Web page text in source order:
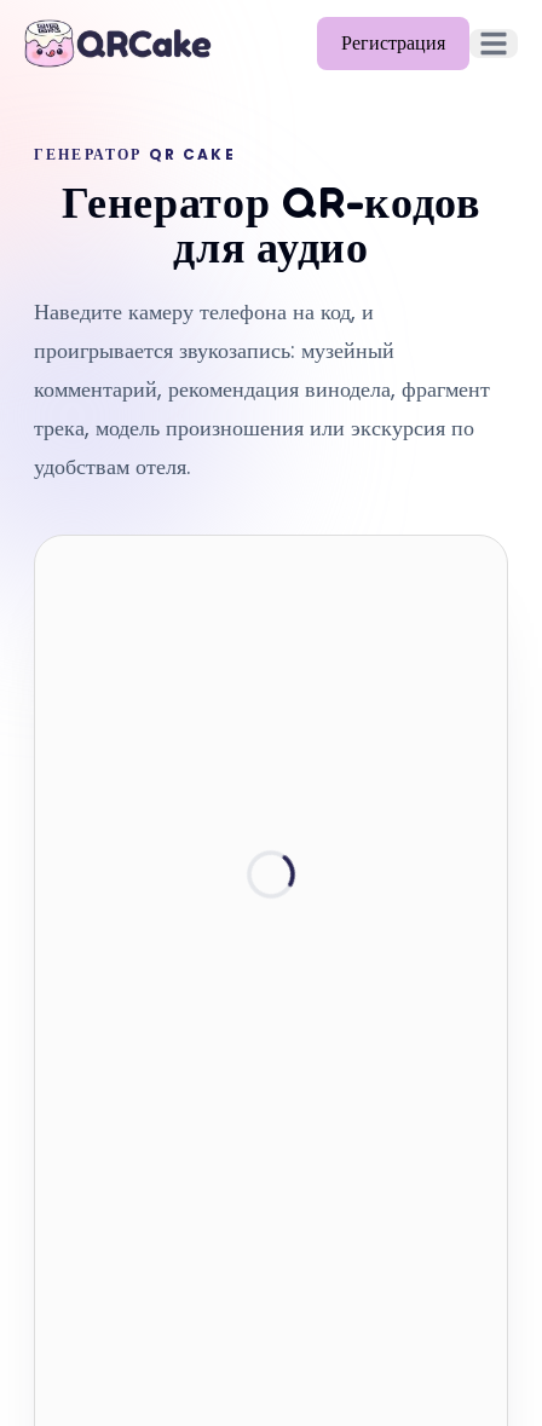
Регистрация
Тарифы
Блог
Документация
Помощь
API
ГЕНЕРАТОР QR CAKE
Генератор QR-кодов
для аудио
Наведите камеру телефона на код, и
проигрывается звукозапись: музейный
комментарий, рекомендация винодела, фрагмент
трека, модель произношения или экскурсия по
удобствам отеля.